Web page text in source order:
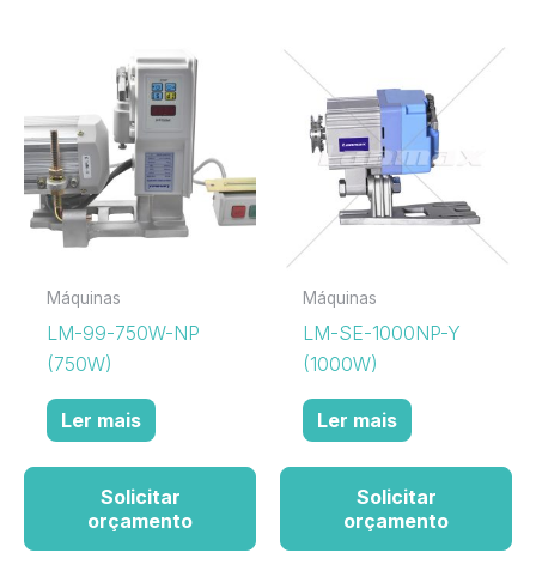
Máquinas
LM-99-750W-NP
(750W)
Ler mais
Solicitar
orçamento
Máquinas
LM-SE-1000NP-Y
(1000W)
Ler mais
Solicitar
orçamento